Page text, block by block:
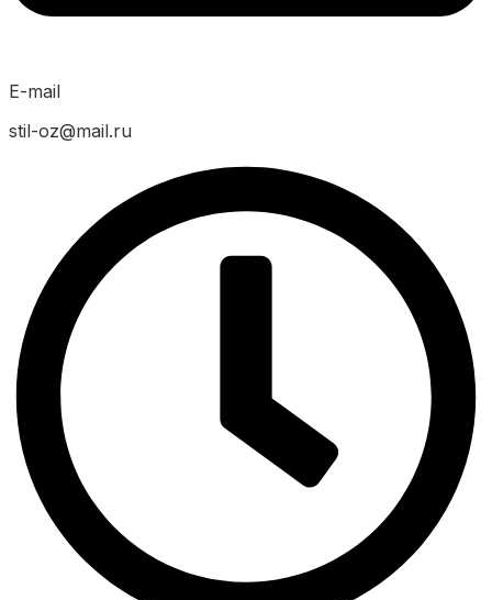
E-mail
stil-oz@mail.ru